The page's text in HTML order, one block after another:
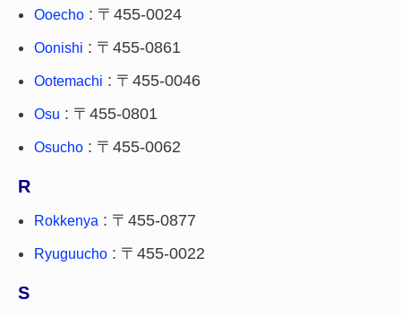
Ooecho : 〒455-0024
Oonishi : 〒455-0861
Ootemachi : 〒455-0046
Osu : 〒455-0801
Osucho : 〒455-0062
R
Rokkenya : 〒455-0877
Ryuguucho : 〒455-0022
S